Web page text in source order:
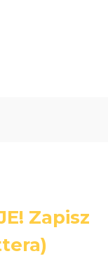
Zapisz